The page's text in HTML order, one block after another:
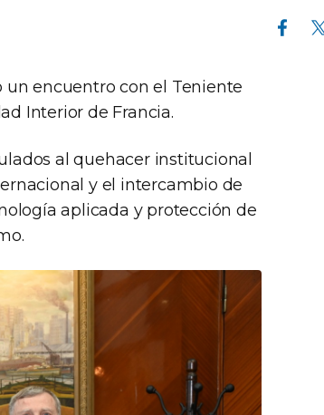
Compartir en Facebook Compartir en Twitter
encuentro con el Teniente
Interior de Francia.
al quehacer institucional
y el intercambio de
aplicada y protección de